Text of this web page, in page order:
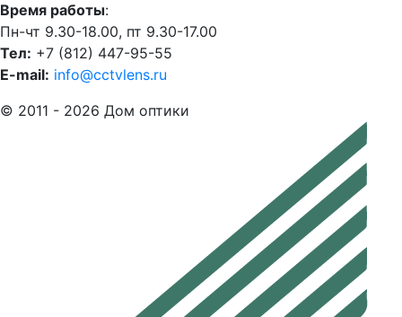
Время работы:
Пн-чт 9.30-18.00, пт 9.30-17.00
Тел: +7 (812) 447-95-55
E-mail: info@cctvlens.ru
© 2011 - 2026 Дом оптики